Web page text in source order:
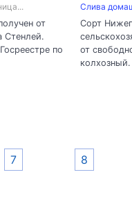
от
Стенлей.
по
Слива
Сорт
от
7 8